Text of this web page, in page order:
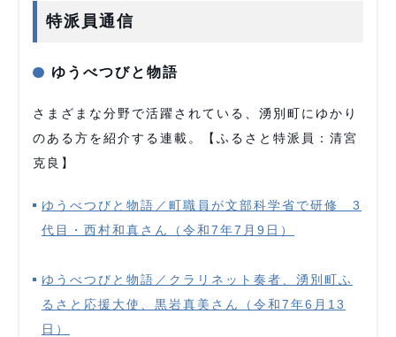
特派員通信
ゆうべつびと物語
さまざまな分野で活躍されている、湧別町にゆかり
のある方を紹介する連載。【ふるさと特派員：清宮
克良】
ゆうべつびと物語／町職員が文部科学省で研修 3
代目・西村和真さん（令和7年7月9日）
ゆうべつびと物語／クラリネット奏者、湧別町ふ
るさと応援大使、黒岩真美さん（令和7年6月13
日）